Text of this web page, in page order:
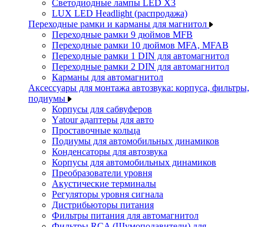
Светодиодные лампы LED X3
LUX LED Headlight (распродажа)
Переходные рамки и карманы для магнитол
Переходные рамки 9 дюймов MFB
Переходные рамки 10 дюймов MFA, MFAB
Переходные рамки 1 DIN для автомагнитол
Переходные рамки 2 DIN для автомагнитол
Карманы для автомагнитол
Аксессуары для монтажа автозвука: корпуса, фильтры,
подиумы
Корпусы для сабвуферов
Yаtour адаптеры для авто
Проставочные кольца
Подиумы для автомобильных динамиков
Конденсаторы для автозвука
Корпусы для автомобильных динамиков
Преобразователи уровня
Акустические терминалы
Регуляторы уровня сигнала
Дистрибьюторы питания
Фильтры питания для автомагнитол